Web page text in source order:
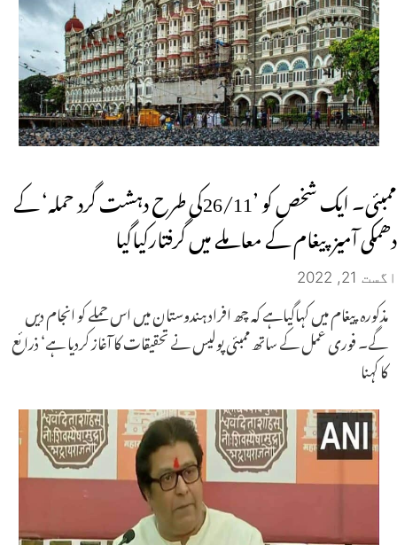
ممبئی۔ ایک شخص کو ’26/11کی طرح دہشت گرد حملہ‘ کے
دھمکی آمیز پیغام کے معاملے میں گرفتارکیاگیا
اگست 21, 2022
مذکورہ پیغام میں کہاگیاہے کہ چھ افراد ہندوستان میں اس حملے کو انجام دیں
گے۔ فوری عمل کے ساتھ ممبئی پولیس نے تحقیقات کا آغاز کردیا ہے‘ ذرائع
کا کہنا